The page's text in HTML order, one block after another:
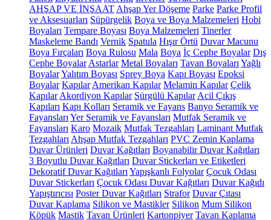
AHŞAP VE İNŞAAT Ahşap Yer Döşeme Parke Parke Profil
ve Aksesuarları Süpürgelik Boya ve Boya Malzemeleri Hobi
Boyaları Tempare Boyası Boya Malzemeleri Tinerler
Maskeleme Bandı Vernik Spatula Hışır Örtü Duvar Macunu
Boya Fırçaları Boya Rulosu Mala Boya İç Cephe Boyalar Dış
Cephe Boyalar Astarlar Metal Boyaları Tavan Boyaları Yağlı
BoyalarYalıtım Boyası Sprey Boya Kapı Boyası Epoksi
Boyalar Kapılar Amerikan Kapılar Melamin Kapılar Çelik
Kapılar Akordiyon Kapılar Sürgülü Kapılar Acil Çıkış
Kapıları Kapı Kolları Seramik ve Fayans Banyo Seramik ve
Fayansları Yer Seramik ve Fayansları Mutfak Seramik ve
Fayansları Karo Mozaik Mutfak Tezgahları Laminant Mutfak
Tezgahları Ahşap Mutfak Tezgahları PVC Zemin Kaplama
Duvar Ürünleri Duvar Kağıtları Boyanabilir Duvar Kağıtları
3 Boyutlu Duvar Kağıtları Duvar Stickerları ve Etiketleri
Dekoratif Duvar Kağıtları Yapışkanlı Folyolar Çocuk Odası
Duvar Stickerları Çocuk Odası Duvar Kağıtları Duvar Kağıdı
Yapıştırıcısı Poster Duvar Kağıtları Strafor Duvar Çıtası
Duvar Kaplama Silikon ve Mastikler Silikon Mum Silikon
Köpük Mastik Tavan Ürünleri Kartonpiyer Tavan Kaplama